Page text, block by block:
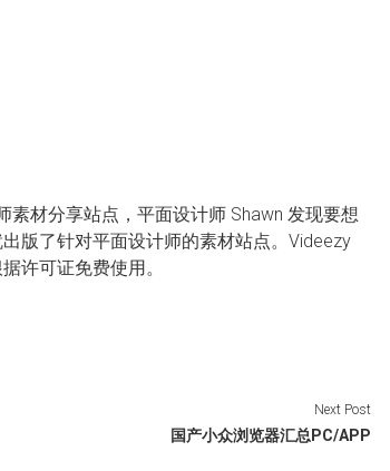
材分享站点，平面设计师 Shawn 发现要想
版了针对平面设计师的素材站点。Videezy
许可证免费使用。
Next Post
国产小众浏览器汇总PC/APP